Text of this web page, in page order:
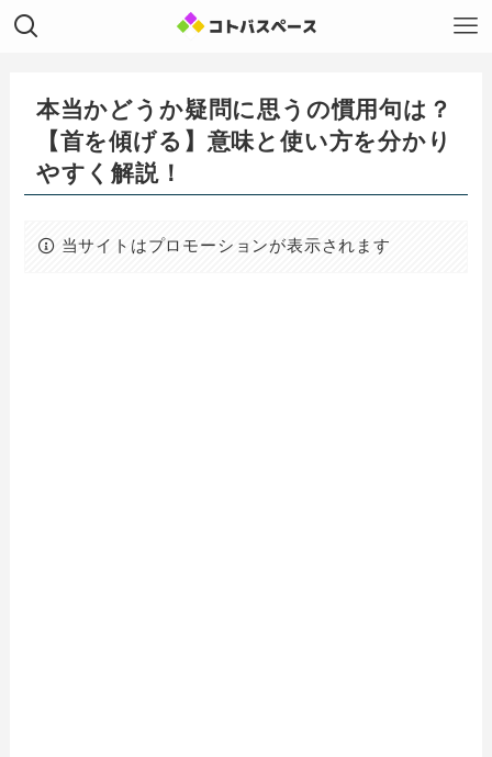
本当かどうか疑問に思うの慣用句は？
【首を傾げる】意味と使い方を分かり
やすく解説！
当サイトはプロモーションが表示されます